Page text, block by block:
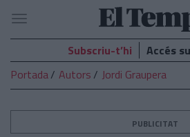
El
Temps
Navegació
Subscriu-t’hi
Accés
Portada
Autors Jordi Graupera
PUBLICITAT